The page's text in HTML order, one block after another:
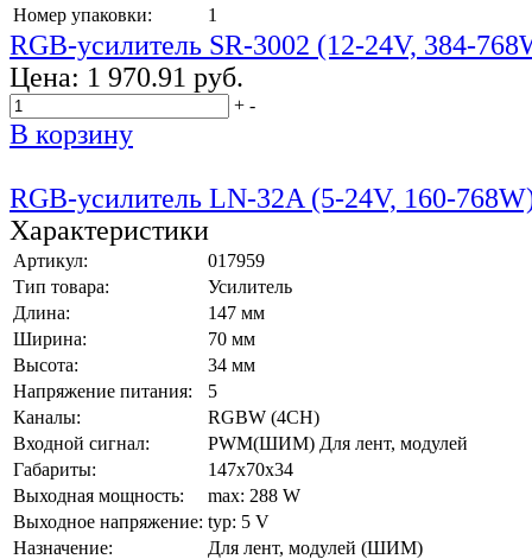
Номер упаковки:
1
RGB-усилитель SR-3002 (12-24V, 384-
Цена: 1 970.91 руб.
+ -
В корзину
RGB-усилитель LN-32A (5-24V, 160-
Характеристики
Артикул:
017959
Тип товара:
Усилитель
Длина:
147 мм
Ширина:
70 мм
Высота:
34 мм
Напряжение питания:
5
Каналы:
RGBW (4CH)
Входной сигнал:
PWM(ШИМ) Для лент, модулей
Габариты:
147x70x34
Выходная мощность:
max: 288 W
Выходное напряжение: typ: 5 V
Назначение:
Для лент, модулей (ШИМ)